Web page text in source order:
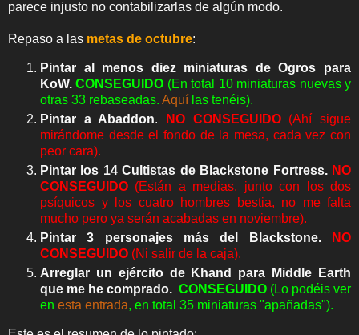
parece injusto no contabilizarlas de algún modo.
Repaso a las metas de octubre:
Pintar al menos diez miniaturas de Ogros para
KoW.CONSEGUIDO (En total 10 miniaturas nuevas y
otras 33 rebaseadas. Aquí las tenéis).
Pintar a Abaddon. NO CONSEGUIDO(Ahí sigue
mirándome desde el fondo de la mesa, cada vez con
peor cara).
Pintar los 14 Cultistas de Blackstone Fortress. NO
CONSEGUIDO (Están a medias, junto con los dos
psíquicos y los cuatro hombres bestia, no me falta
mucho pero ya serán acabadas en noviembre).
Pintar 3 personajes más del Blackstone.
NO
CONSEGUIDO (Ni salir de la caja).
Arreglar un ejército de Khand para Middle Earth
que me he comprado. CONSEGUIDO (Lo podéis ver
en esta entrada, en total 35 miniaturas "apañadas").